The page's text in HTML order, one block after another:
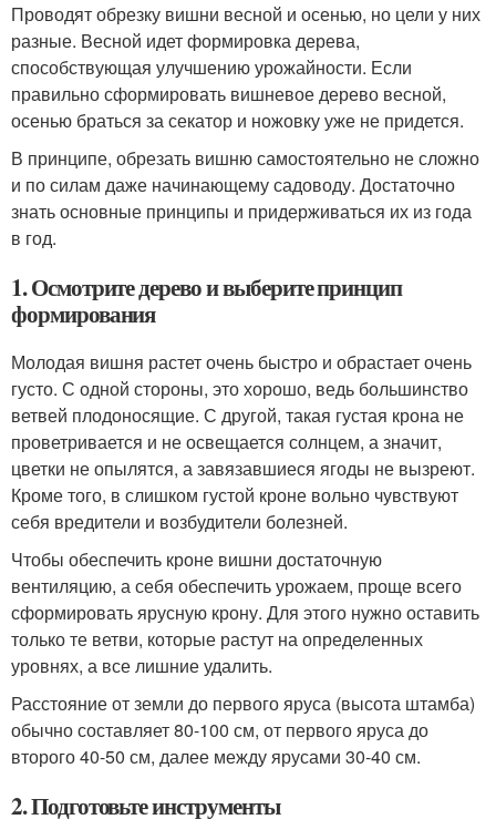
Проводят обрезку вишни весной и осенью, но цели у них
разные. Весной идет формировка дерева,
способствующая улучшению урожайности. Если
правильно сформировать вишневое дерево весной,
осенью браться за секатор и ножовку уже не придется.
В принципе, обрезать вишню самостоятельно не сложно
и по силам даже начинающему садоводу. Достаточно
знать основные принципы и придерживаться их из года
в год.
1. Осмотрите дерево и выберите принцип
формирования
Молодая вишня растет очень быстро и обрастает очень
густо. С одной стороны, это хорошо, ведь большинство
ветвей плодоносящие. С другой, такая густая крона не
проветривается и не освещается солнцем, а значит,
цветки не опылятся, а завязавшиеся ягоды не вызреют.
Кроме того, в слишком густой кроне вольно чувствуют
себя вредители и возбудители болезней.
Чтобы обеспечить кроне вишни достаточную
вентиляцию, а себя обеспечить урожаем, проще всего
сформировать ярусную крону. Для этого нужно оставить
только те ветви, которые растут на определенных
уровнях, а все лишние удалить.
Расстояние от земли до первого яруса (высота штамба)
обычно составляет 80-100 см, от первого яруса до
второго 40-50 см, далее между ярусами 30-40 см.
2. Подготовьте инструменты